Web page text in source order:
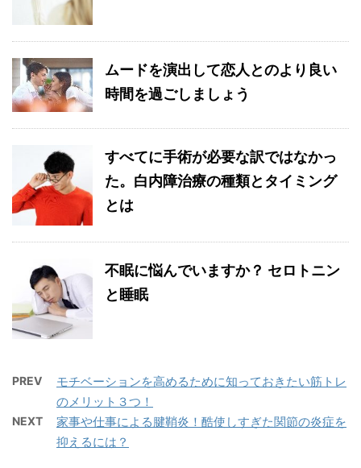
ムードを演出して恋人とのより良い
時間を過ごしましょう
すべてに手術が必要な訳ではなかっ
た。白内障治療の種類とタイミング
とは
不眠に悩んでいますか？ セロトニン
と睡眠
PREV
モチベーションを高めるために知っておきたい筋トレ
のメリット３つ！
NEXT
家事や仕事による腱鞘炎！酷使しすぎた関節の炎症を
抑えるには？